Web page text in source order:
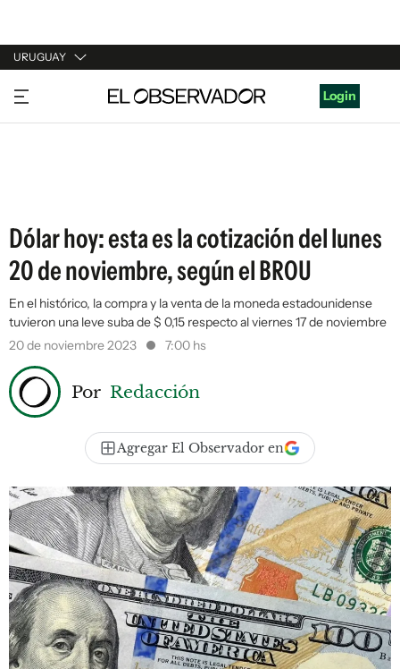
URUGUAY
URUGUAY
ARGENTINA
Login
Dólar hoy: esta es la cotización del lunes
20 de noviembre, según el BROU
En el histórico, la compra y la venta de la moneda estadounidense
tuvieron una leve suba de $ 0,15 respecto al viernes 17 de noviembre
20 de noviembre 2023
7:00 hs
Por Redacción
Agregar El Observador en